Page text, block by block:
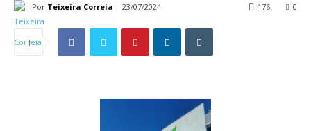
Por Teixeira Correia 23/07/2024 0
176